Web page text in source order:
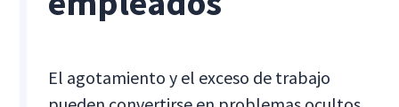
El agotamiento y el exceso de trabajo